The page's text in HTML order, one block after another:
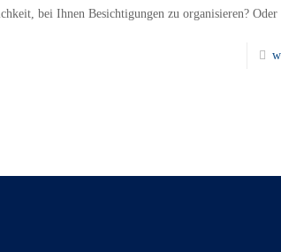
bei Ihnen Besichtigungen zu organisieren? Oder